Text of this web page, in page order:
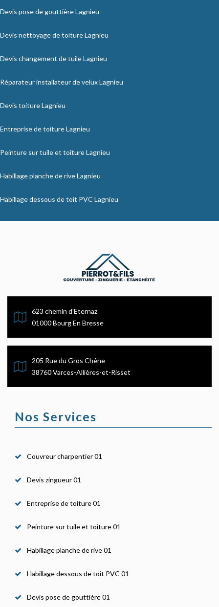
Devis pose de gouttière Lagnieu
Devis nettoyage de toiture Lagnieu
Devis changement de tuile Lagnieu
Réparateur installateur de velux Lagnieu
Devis toiture Lagnieu
Entreprise de toiture Lagnieu
Peinture sur tuile et toiture Lagnieu
Habillage planche de rive Lagnieu
Habillage dessous de toit PVC Lagnieu
623 chemin d'Eternaz
01000 Bourg En Bresse
205 Rue du Gros Chêne
38760 Varces-Allières-et-Risset
Nos Services
Couvreur charpentier 01
Devis zingueur 01
Entreprise de toiture 01
Peinture sur tuile et toiture 01
Habillage planche de rive 01
Habillage dessous de toit PVC 01
Devis pose de gouttière 01